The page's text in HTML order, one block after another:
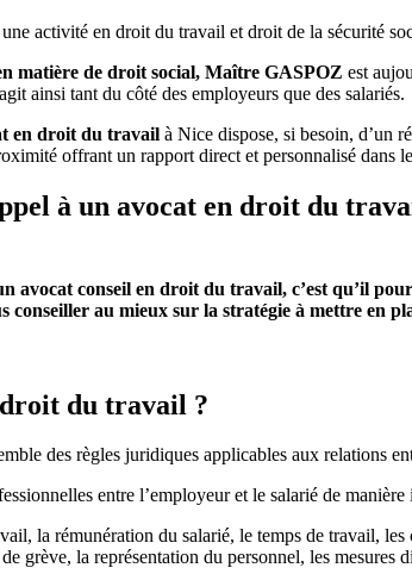
activité en droit du travail et droit de la sécurité
matière de droit social, Maître GASPOZ est
ainsi tant du côté des employeurs que des salariés.
en droit du travail à Nice dispose, si besoin, d’un
offrant un rapport direct et personnalisé dans
à un avocat en droit du
avocat conseil en droit du travail, c’est qu’il
conseiller au mieux sur la stratégie à mettre en
du travail ?
des règles juridiques applicables aux relations
entre l’employeur et le salarié de
la rémunération du salarié, le temps de travail,
grève, la représentation du personnel, les mesures